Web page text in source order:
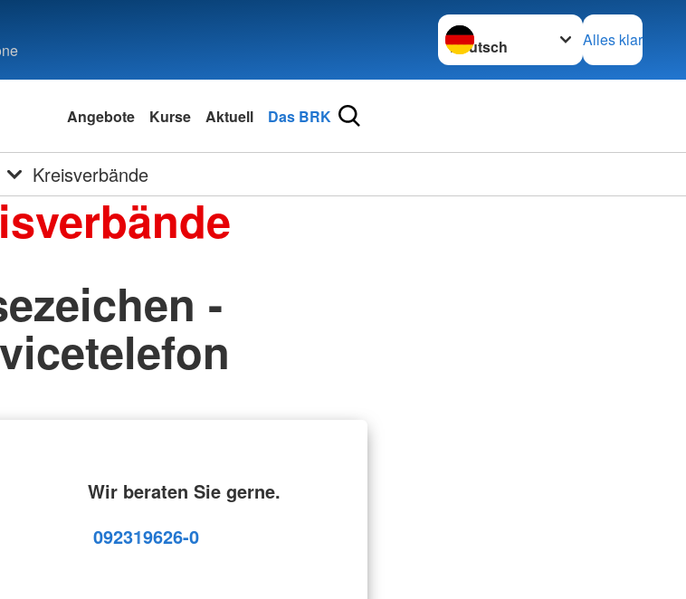
Sprache wechseln zu
Alles klar
Angebote Kurse Aktuell Das BRK
Kreisverbände
-
Wir beraten Sie gerne.
092319626-0